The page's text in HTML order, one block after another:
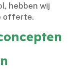
hebben wij
offerte.​